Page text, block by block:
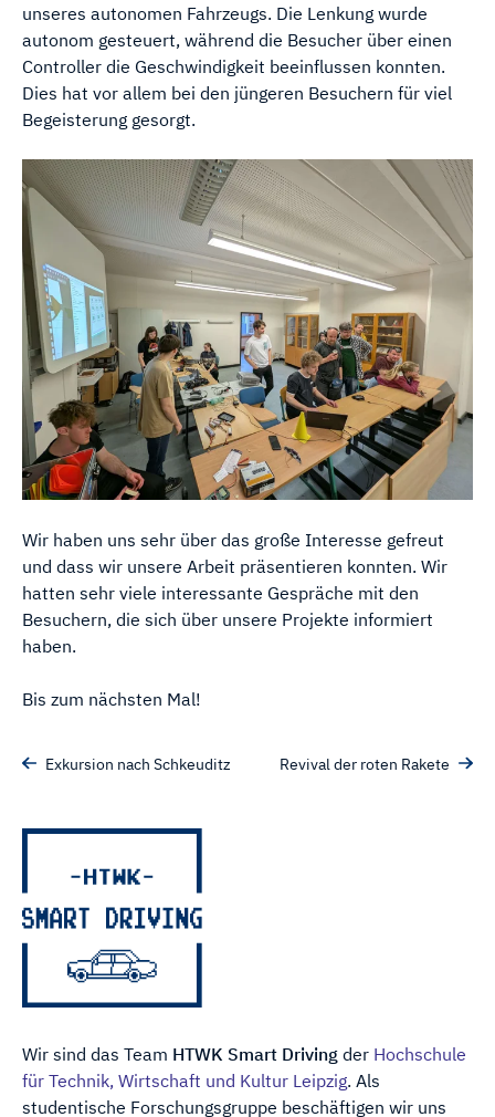
unseres autonomen Fahrzeugs. Die Lenkung wurde
autonom gesteuert, während die Besucher über einen
Controller die Geschwindigkeit beeinflussen konnten.
Dies hat vor allem bei den jüngeren Besuchern für viel
Begeisterung gesorgt.
Wir haben uns sehr über das große Interesse gefreut
und dass wir unsere Arbeit präsentieren konnten. Wir
hatten sehr viele interessante Gespräche mit den
Besuchern, die sich über unsere Projekte informiert
haben.
Bis zum nächsten Mal!
Exkursion nach Schkeuditz Revival der roten Rakete
Wir sind das Team HTWK Smart Driving der Hochschule
für Technik, Wirtschaft und Kultur Leipzig. Als
studentische Forschungs­gruppe be­schäftigen wir uns